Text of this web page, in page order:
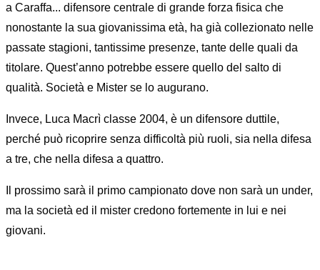
a Caraffa... difensore centrale di grande forza fisica che
nonostante la sua giovanissima età, ha già collezionato nelle
passate stagioni, tantissime presenze, tante delle quali da
titolare. Quest’anno potrebbe essere quello del salto di
qualità. Società e Mister se lo augurano.
Invece, Luca Macrì classe 2004, è un difensore duttile,
perché può ricoprire senza difficoltà più ruoli, sia nella difesa
a tre, che nella difesa a quattro.
Il prossimo sarà il primo campionato dove non sarà un under,
ma la società ed il mister credono fortemente in lui e nei
giovani.